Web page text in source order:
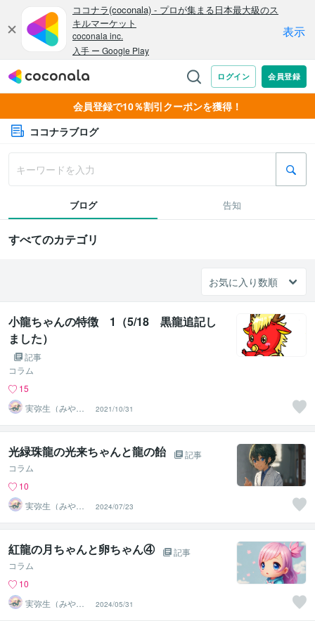
会員登録で10％割引クーポンを獲得！
ココナラブログ
ブログ 告知
すべてのカテゴリ
小龍ちゃんの特徴 1（5/18 黒龍追記し
ました）
記事
コラム
15
実弥生（みや
の）
2021/10/31
光緑珠龍の光来ちゃんと龍の飴
記事
コラム
10
実弥生（みや
の）
2024/07/23
紅龍の月ちゃんと卵ちゃん④
記事
コラム
10
実弥生（みや
の）
2024/05/31